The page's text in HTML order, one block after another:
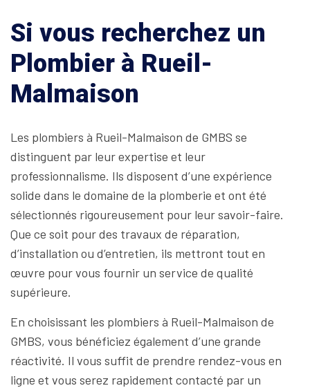
Si vous recherchez un
Plombier à Rueil-
Malmaison
Les plombiers à Rueil-Malmaison de GMBS se
distinguent par leur expertise et leur
professionnalisme. Ils disposent d’une expérience
solide dans le domaine de la plomberie et ont été
sélectionnés rigoureusement pour leur savoir-faire.
Que ce soit pour des travaux de réparation,
d’installation ou d’entretien, ils mettront tout en
œuvre pour vous fournir un service de qualité
supérieure.
En choisissant les plombiers à Rueil-Malmaison de
GMBS, vous bénéficiez également d’une grande
réactivité. Il vous suffit de prendre rendez-vous en
ligne et vous serez rapidement contacté par un